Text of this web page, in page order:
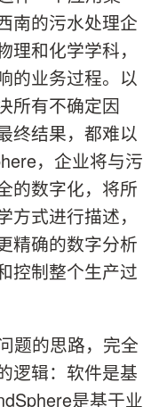
南的污水处理企
和化学学科，
的业务过程。以
所有不确定因
终结果，都难以
，企业将与污
的数字化，将所
式进行描述，
精确的数字分析
控制整个生产过
题的思路，完全
逻辑：软件是基
是基于业